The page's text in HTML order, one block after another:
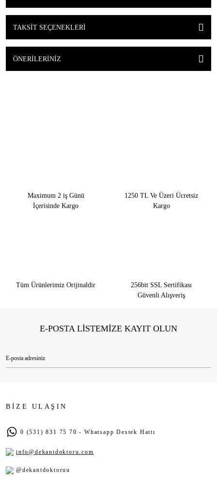
TAKSIT SEÇENEKLERI
ÖNERILERINIZ
Maximum 2 iş Günü
İçerisinde Kargo
1250 TL Ve Üzeri Ücretsiz
Kargo
Tüm Ürünlerimiz Orijinaldir
256bit SSL Sertifikası
Güvenli Alışveriş
E-POSTA LİSTEMİZE KAYIT OLUN
BİZE ULAŞIN
0 (531) 831 75 70 - Whatsapp Destek Hattı
info@dekantdoktoru.com
@dekantdoktoruu